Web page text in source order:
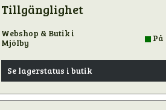
Tillgänglighet
Webshop & Butik i
Mjölby
Se lagerstatus i butik